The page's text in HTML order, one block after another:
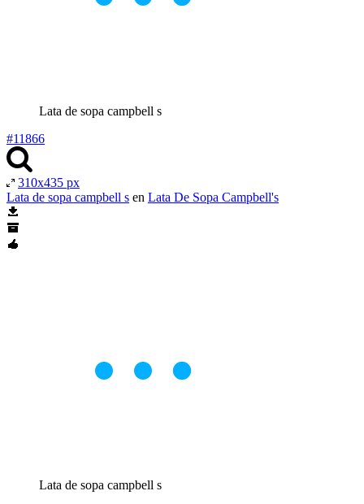
Lata de sopa campbell s
#11866
310x435 px
Lata de sopa campbell s en Lata De Sopa Campbell's
Lata de sopa campbell s